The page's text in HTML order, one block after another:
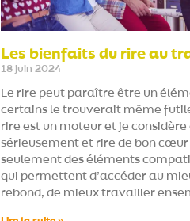
Les bienfaits du rire au
18 juin 2024
Le rire peut paraître être un
certains le trouverait même
rire est un moteur et je
sérieusement et rire de bon cœur
seulement des éléments
qui permettent d’accéder au
rebond, de mieux travailler